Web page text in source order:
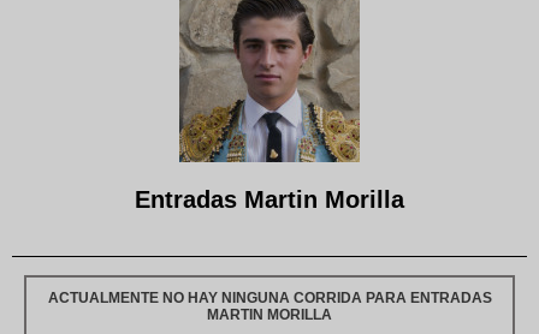
Entradas Martin Morilla
ACTUALMENTE NO HAY NINGUNA CORRIDA PARA ENTRADAS
MARTIN MORILLA